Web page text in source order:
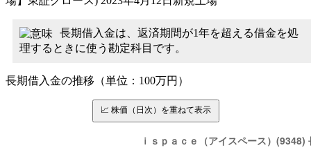
長期借入金は、返済期間が1年を超える借金を処
理するときに使う勘定科目です。
長期借入金の推移（単位：100万円）
📈 株価（日次）を重ねて表示